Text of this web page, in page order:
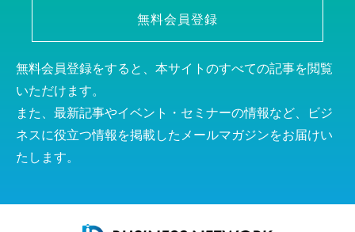
無料会員登録
無料会員登録をすると、本サイトのすべての記事を閲覧
いただけます。
また、最新記事やイベント・セミナーの情報など、ビジ
ネスに役立つ情報を掲載したメールマガジンをお届けい
たします。